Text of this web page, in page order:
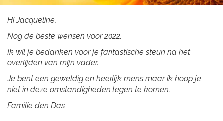
Hi Jacqueline,
Nog de beste wensen voor 2022.
Ik wil je bedanken voor je fantastische steun na het
overlijden van mijn vader.
Je bent een geweldig en heerlijk mens maar ik hoop je
niet in deze omstandigheden tegen te komen.
Familie den Das